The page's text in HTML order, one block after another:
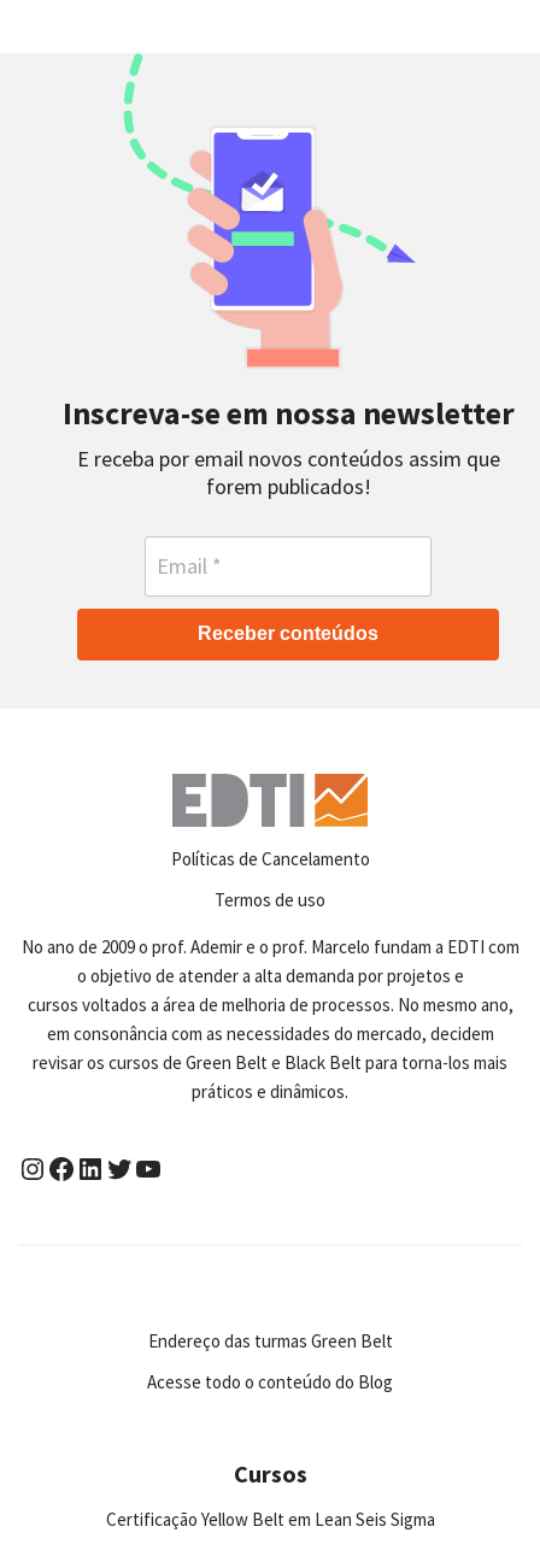
Inscreva-se em nossa newsletter
E receba por email novos conteúdos assim que
forem publicados!
Receber conteúdos
Políticas de Cancelamento
Termos de uso
No ano de 2009 o prof. Ademir e o prof. Marcelo fundam a EDTI com
o objetivo de atender a alta demanda por projetos e
cursos voltados a área de melhoria de processos. No mesmo ano,
em consonância com as necessidades do mercado, decidem
revisar os cursos de Green Belt e Black Belt para torna-los mais
práticos e dinâmicos.
Endereço das turmas Green Belt
Acesse todo o conteúdo do Blog
Cursos
Certificação Yellow Belt em Lean Seis Sigma